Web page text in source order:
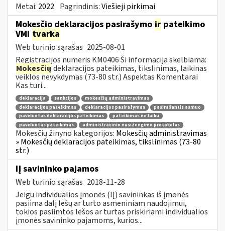
Metai: 2022 Pagrindinis:Viešieji pirkimai
Mokesčio deklaracijos pasirašymo ir pateikimo
VMI tvarka
Web turinio sąrašas 2025-08-01
Registracijos numeris KM0406 Ši informacija skelbiama:
Mokesčių deklaracijos pateikimas, tikslinimas, laikinas
veiklos nevykdymas (73-80 str.) Aspektas Komentarai
Kas turi...
deklaracija sankcijos
mokesčių administravimas
deklaracijos pateikimas
deklaracijos pasirašymas
pasirašantis asmuo
pavėluotas deklaracijos pateikimas
pateikimas ne laiku
pavėluotas pateikimas
administracinio nusižengimo protokolas
Mokesčių žinyno kategorijos: Mokesčių administravimas
» Mokesčių deklaracijos pateikimas, tikslinimas (73-80
str.)
IĮ savininko pajamos
Web turinio sąrašas 2018-11-28
Jeigu individualios įmonės (IĮ) savininkas iš įmonės
pasiima dalį lėšų ar turto asmeniniam naudojimui,
tokios pasiimtos lėšos ar turtas priskiriami individualios
įmonės savininko pajamoms, kurios...